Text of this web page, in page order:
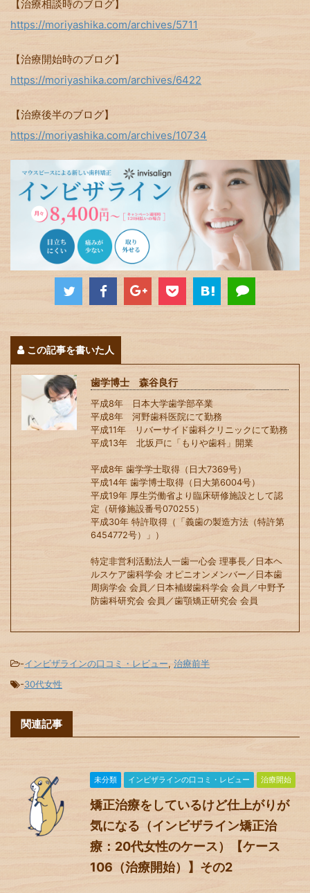
【治療相談時のブログ】
https://moriyashika.com/archives/5711
【治療開始時のブログ】
https://moriyashika.com/archives/6422
【治療後半のブログ】
https://moriyashika.com/archives/10734
この記事を書いた人
歯学博士 森谷良行
平成8年 日本大学歯学部卒業
平成8年 河野歯科医院にて勤務
平成11年 リバーサイド歯科クリニックにて勤務
平成13年 北坂戸に「もりや歯科」開業
平成8年 歯学学士取得（日大7369号）
平成14年 歯学博士取得（日大第6004号）
平成19年 厚生労働省より臨床研修施設として認
定（研修施設番号070255）
平成30年 特許取得（「義歯の製造方法（特許第
6454772号）」）
特定非営利活動法人一歯一心会 理事長／日本ヘ
ルスケア歯科学会 オピニオンメンバー／日本歯
周病学会 会員／日本補綴歯科学会 会員／中野予
防歯科研究会 会員／歯顎矯正研究会 会員
-インビザラインの口コミ・レビュー, 治療前半
-30代女性
関連記事
未分類 インビザラインの口コミ・レビュー 治療開始
矯正治療をしているけど仕上がりが
気になる（インビザライン矯正治
療：20代女性のケース）【ケース
106（治療開始）】その2